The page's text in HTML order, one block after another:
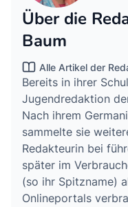
Über die
Baum
Alle Artikel der
Bereits in ihrer
Jugendredaktion
Nach ihrem
sammelte sie
Redakteurin bei
später im
(so ihr Spitzname)
Onlineportals